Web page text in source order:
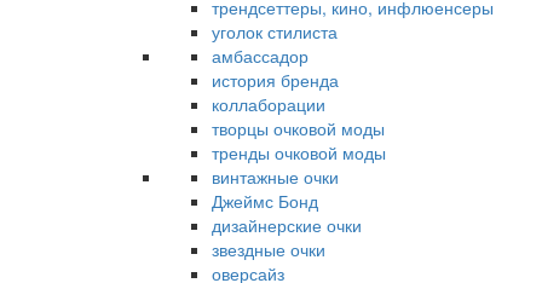
трендсеттеры, кино, инфлюенсеры
уголок стилиста
амбассадор
история бренда
коллаборации
творцы очковой моды
тренды очковой моды
винтажные очки
Джеймс Бонд
дизайнерские очки
звездные очки
оверсайз